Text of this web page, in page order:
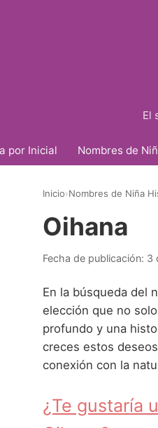
El
por Inicial Nombres de
Inicio›Nombres de Niña
Oihana
Fecha de publicación: 3
En la búsqueda del
elección que no
profundo y una
creces estos
conexión con la
¿Te gustaría